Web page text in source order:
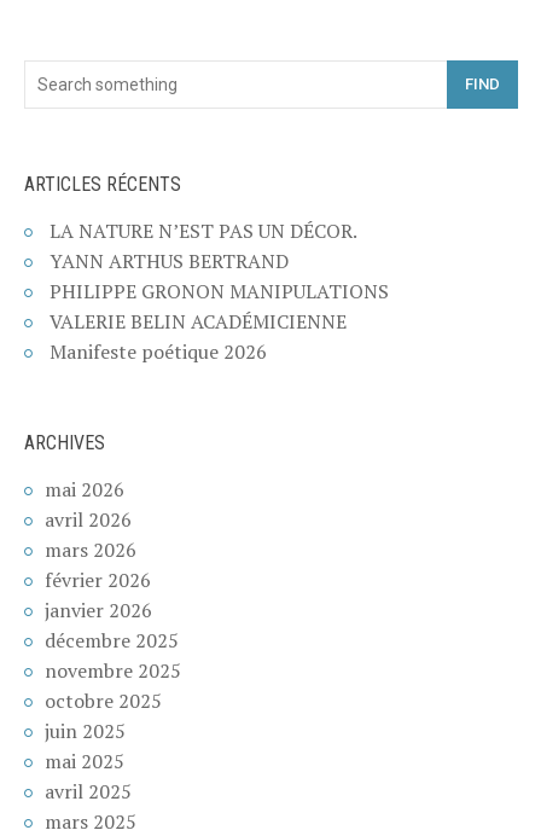
FIND
ARTICLES RÉCENTS
LA NATURE N’EST PAS UN DÉCOR.
YANN ARTHUS BERTRAND
PHILIPPE GRONON MANIPULATIONS
VALERIE BELIN ACADÉMICIENNE
Manifeste poétique 2026
ARCHIVES
mai 2026
avril 2026
mars 2026
février 2026
janvier 2026
décembre 2025
novembre 2025
octobre 2025
juin 2025
mai 2025
avril 2025
mars 2025